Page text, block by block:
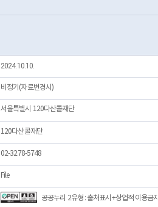
2024.10.10.
비정기(자료변경시)
서울특별시 120다산콜재단
120다산콜재단
02-3278-5748
File
공공누리 2유형 : 출처표시+상업적 이용금지